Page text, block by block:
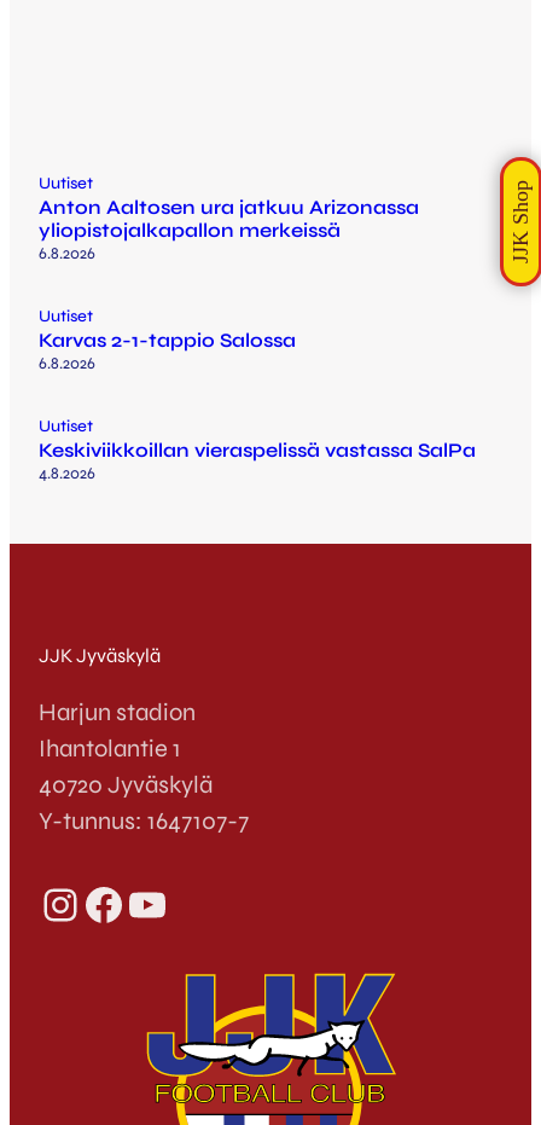
Uutiset
Anton Aaltosen ura jatkuu Arizonassa
yliopistojalkapallon merkeissä
6.8.2026
Uutiset
Karvas 2-1-tappio Salossa
6.8.2026
Uutiset
Keskiviikkoillan vieraspelissä vastassa SalPa
4.8.2026
JJK Jyväskylä
Harjun stadion
Ihantolantie 1
40720 Jyväskylä
Y-tunnus: 1647107-7
InstagramFacebook YouTube